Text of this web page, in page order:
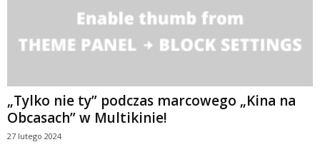
„Tylko nie ty” podczas marcowego „Kina na
Obcasach” w Multikinie!
27 lutego 2024